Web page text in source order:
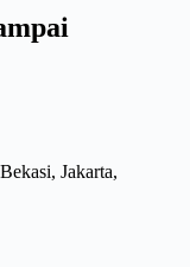
Jakarta,